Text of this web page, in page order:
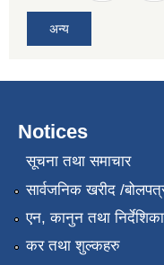
अन्य
Notices
सूचना तथा समाचार
सार्वजनिक खरीद /
एन, कानुन तथा निर्देशिका
कर तथा शुल्कहरु